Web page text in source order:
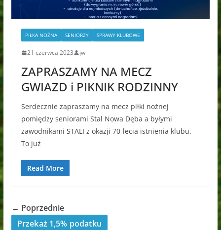
PIŁKA NOŻNA SENIORZY SPRAWY KLUBOWE
21 czerwca 2023 jw
ZAPRASZAMY NA MECZ
GWIAZD i PIKNIK RODZINNY
Serdecznie zapraszamy na mecz piłki nożnej
pomiędzy seniorami Stal Nowa Dęba a byłymi
zawodnikami STALI z okazji 70-lecia istnienia klubu.
To już
Read More
← Poprzednie
Przekaż 1,5% podatku